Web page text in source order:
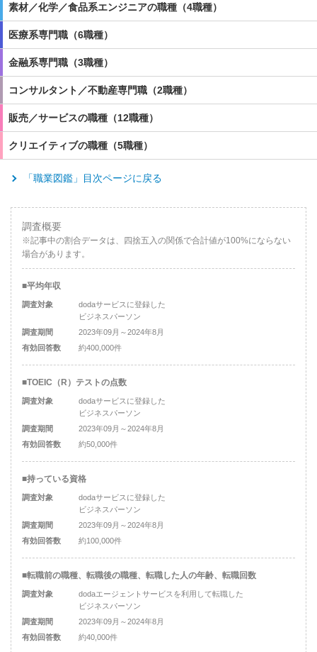
素材／化学／食品系エンジニアの職種（4職種）
医療系専門職 （6職種）
金融系専門職 （3職種）
コンサルタント／不動産専門職 （2職種）
販売／サービスの職種（12職種）
クリエイティブの職種（5職種）
「職業図鑑」目次ページに戻る
調査概要
※記事中の割合データは、四捨五入の関係で合計値が100%にならない
場合があります。
■平均年収
調査対象
dodaサービスに登録した
ビジネスパーソン
調査期間
2023年09月～2024年8月
有効回答数
約400,000件
■TOEIC（R）テストの点数
調査対象
dodaサービスに登録した
ビジネスパーソン
調査期間
2023年09月～2024年8月
有効回答数
約50,000件
■持っている資格
調査対象
dodaサービスに登録した
ビジネスパーソン
調査期間
2023年09月～2024年8月
有効回答数
約100,000件
■転職前の職種、転職後の職種、転職した人の年齢、転職回数
調査対象
dodaエージェントサービスを利用して転職した
ビジネスパーソン
調査期間
2023年09月～2024年8月
有効回答数
約40,000件